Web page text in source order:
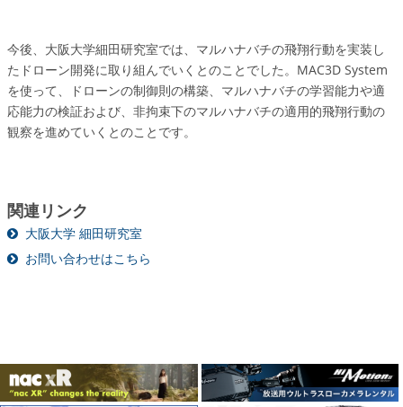
今後、大阪大学細田研究室では、マルハナバチの飛翔行動を実装し
たドローン開発に取り組んでいくとのことでした。MAC3D System
を使って、ドローンの制御則の構築、マルハナバチの学習能力や適
応能力の検証および、非拘束下のマルハナバチの適用的飛翔行動の
観察を進めていくとのことです。
関連リンク
大阪大学 細田研究室
お問い合わせはこちら